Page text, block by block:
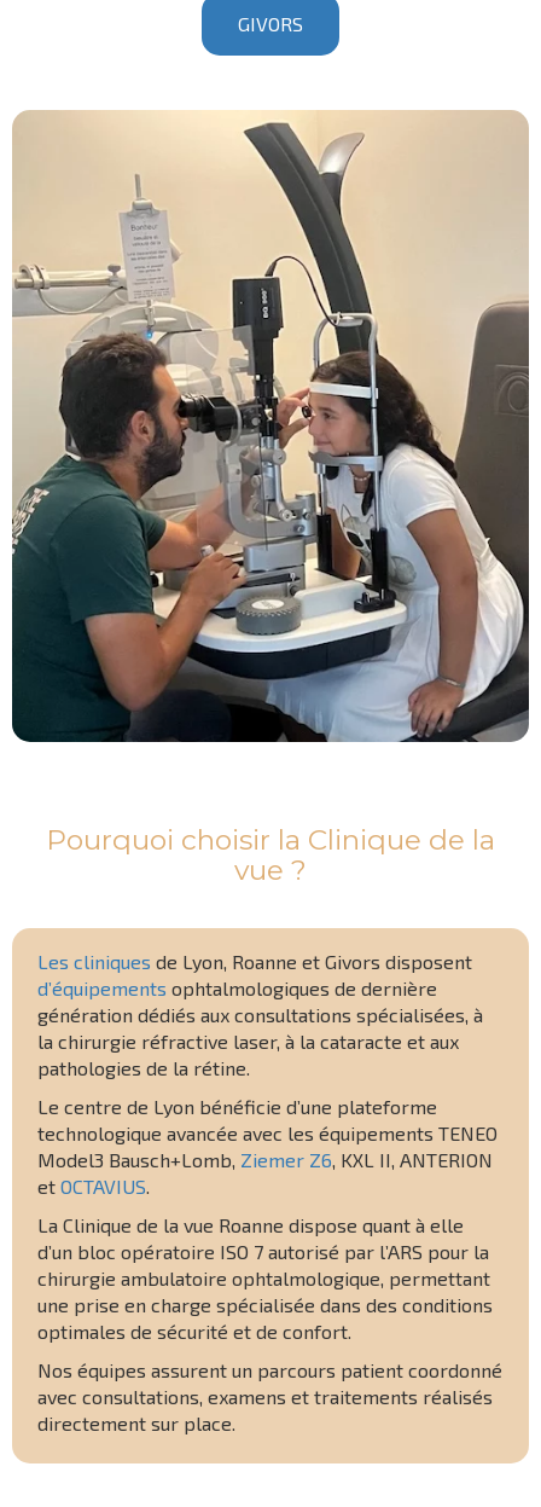
GIVORS
Pourquoi choisir la Clinique de la
vue ?
Les cliniques de Lyon, Roanne et Givors disposent
d’équipements ophtalmologiques de dernière
génération dédiés aux consultations spécialisées, à
la chirurgie réfractive laser, à la cataracte et aux
pathologies de la rétine.
Le centre de Lyon bénéficie d’une plateforme
technologique avancée avec les équipements TENEO
Model3 Bausch+Lomb, Ziemer Z6, KXL II, ANTERION
etOCTAVIUS.
La Clinique de la vue Roanne dispose quant à elle
d’un bloc opératoire ISO 7 autorisé par l’ARS pour la
chirurgie ambulatoire ophtalmologique, permettant
une prise en charge spécialisée dans des conditions
optimales de sécurité et de confort.
Nos équipes assurent un parcours patient coordonné
avec consultations, examens et traitements réalisés
directement sur place.